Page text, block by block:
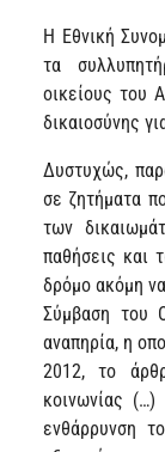
Η Εθνική
τα
οικείους του
δικαιοσύνης
Δυστυχώς,
σε ζητήματα
των
παθήσεις και
δρόμο ακόμη
Σύμβαση του
αναπηρία, η
2012, το
κοινωνίας
ενθάρρυνση